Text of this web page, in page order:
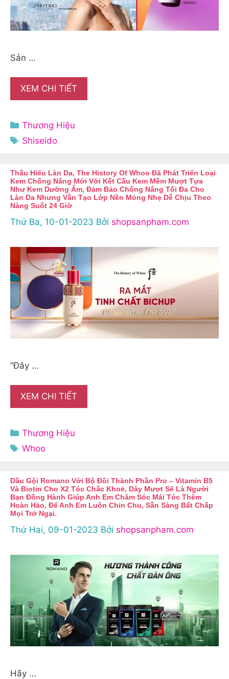
Sản …
XEM CHI TIẾT
Danh
mục
Thương Hiệu
Thẻ
Shiseido
Thấu Hiểu Làn Da, The History Of Whoo Đã Phát Triển Loại
Kem Chống Nắng Mới Với Kết Cấu Kem Mềm Mượt Tựa
Như Kem Dưỡng Ẩm, Đảm Bảo Chống Nắng Tối Đa Cho
Làn Da Nhưng Vẫn Tạo Lớp Nền Mỏng Nhẹ Dễ Chịu Theo
Nàng Suốt 24 Giờ
Thứ Ba, 10-01-2023 Bởi shopsanpham.com
“Đây …
XEM CHI TIẾT
Danh
mục
Thương Hiệu
Thẻ
Whoo
Dầu Gội Romano Với Bộ Đôi Thành Phần Pro – Vitamin B5
Và Biotin Cho X2 Tóc Chắc Khoẻ, Dày Mượt Sẽ Là Người
Bạn Đồng Hành Giúp Anh Em Chăm Sóc Mái Tóc Thêm
Hoàn Hảo, Để Anh Em Luôn Chỉn Chu, Sẵn Sàng Bất Chấp
Mọi Trở Ngại.
Thứ Hai, 09-01-2023 Bởi shopsanpham.com
Hãy …